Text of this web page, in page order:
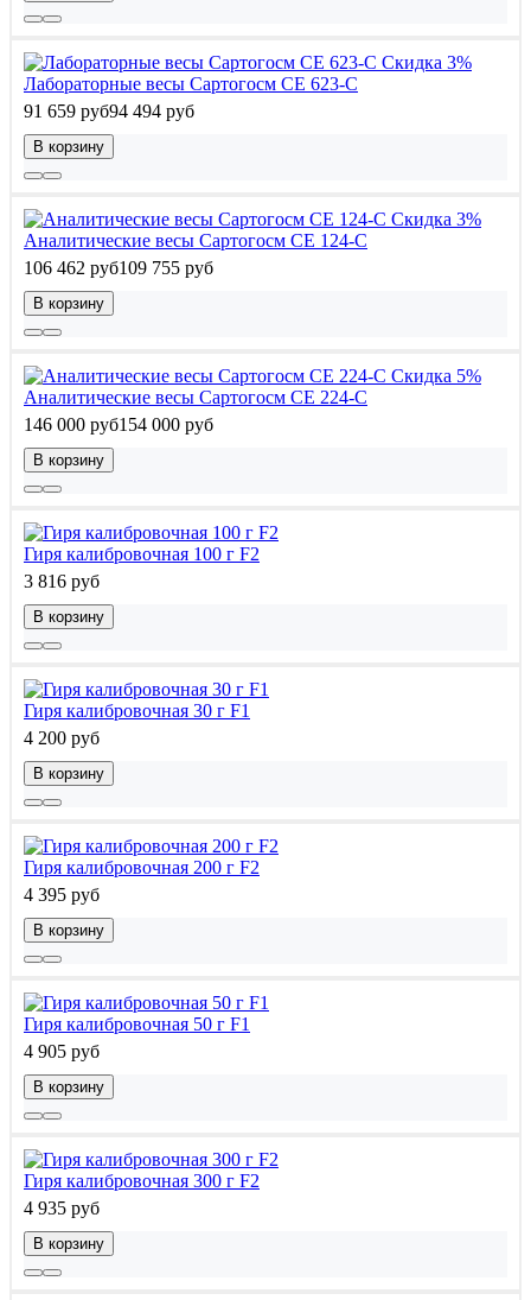
Скидка 3%
Лабораторные весы Сартогосм СЕ 623-С
91 659 руб94 494 руб
В корзину
Скидка 3%
Аналитические весы Сартогосм СЕ 124-С
106 462 руб109 755 руб
В корзину
Скидка 5%
Аналитические весы Сартогосм СЕ 224-С
146 000 руб154 000 руб
В корзину
Гиря калибровочная 100 г F2
3 816 руб
В корзину
Гиря калибровочная 30 г F1
4 200 руб
В корзину
Гиря калибровочная 200 г F2
4 395 руб
В корзину
Гиря калибровочная 50 г F1
4 905 руб
В корзину
Гиря калибровочная 300 г F2
4 935 руб
В корзину